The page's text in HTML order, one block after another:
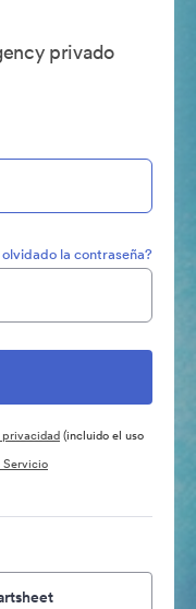
privado
la contraseña?
(incluido el uso
Servicio